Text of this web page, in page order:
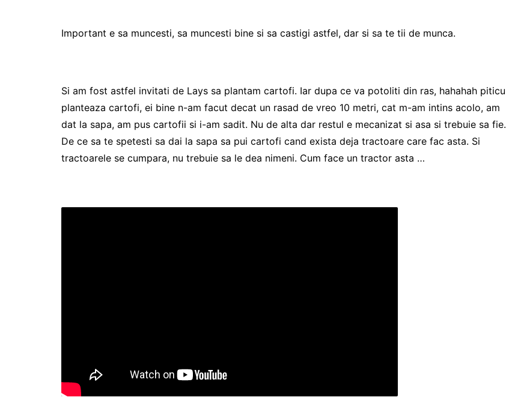
Important e sa muncesti, sa muncesti bine si sa castigi astfel, dar si sa te tii de munca.
Si am fost astfel invitati de Lays sa plantam cartofi. Iar dupa ce va potoliti din ras, hahahah piticu
planteaza cartofi, ei bine n-am facut decat un rasad de vreo 10 metri, cat m-am intins acolo, am
dat la sapa, am pus cartofii si i-am sadit. Nu de alta dar restul e mecanizat si asa si trebuie sa fie.
De ce sa te spetesti sa dai la sapa sa pui cartofi cand exista deja tractoare care fac asta. Si
tractoarele se cumpara, nu trebuie sa le dea nimeni. Cum face un tractor asta …